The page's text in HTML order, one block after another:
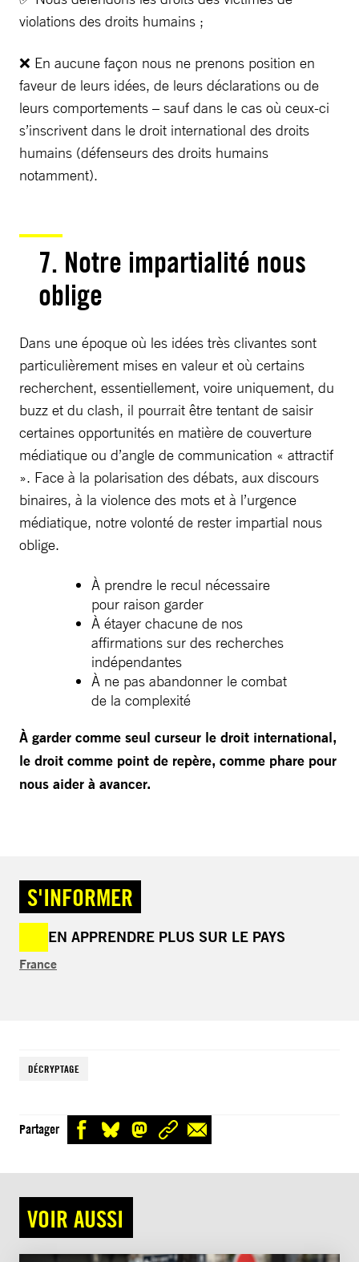
violations des droits humains ;
❌ En aucune façon nous ne prenons position en
faveur de leurs idées, de leurs déclarations ou de
leurs comportements – sauf dans le cas où ceux-ci
s’inscrivent dans le droit international des droits
humains (défenseurs des droits humains
notamment).
7. Notre impartialité nous
oblige
Dans une époque où les idées très clivantes sont
particulièrement mises en valeur et où certains
recherchent, essentiellement, voire uniquement, du
buzz et du clash, il pourrait être tentant de saisir
certaines opportunités en matière de couverture
médiatique ou d’angle de communication « attractif
». Face à la polarisation des débats, aux discours
binaires, à la violence des mots et à l’urgence
médiatique, notre volonté de rester impartial nous
oblige.
À prendre le recul nécessaire
pour raison garder
À étayer chacune de nos
affirmations sur des recherches
indépendantes
À ne pas abandonner le combat
de la complexité
À garder comme seul curseur le droit international,
le droit comme point de repère, comme phare pour
nous aider à avancer.
S'INFORMER
EN APPRENDRE PLUS SUR LE PAYS
France
DÉCRYPTAGE
Partager
VOIR AUSSI